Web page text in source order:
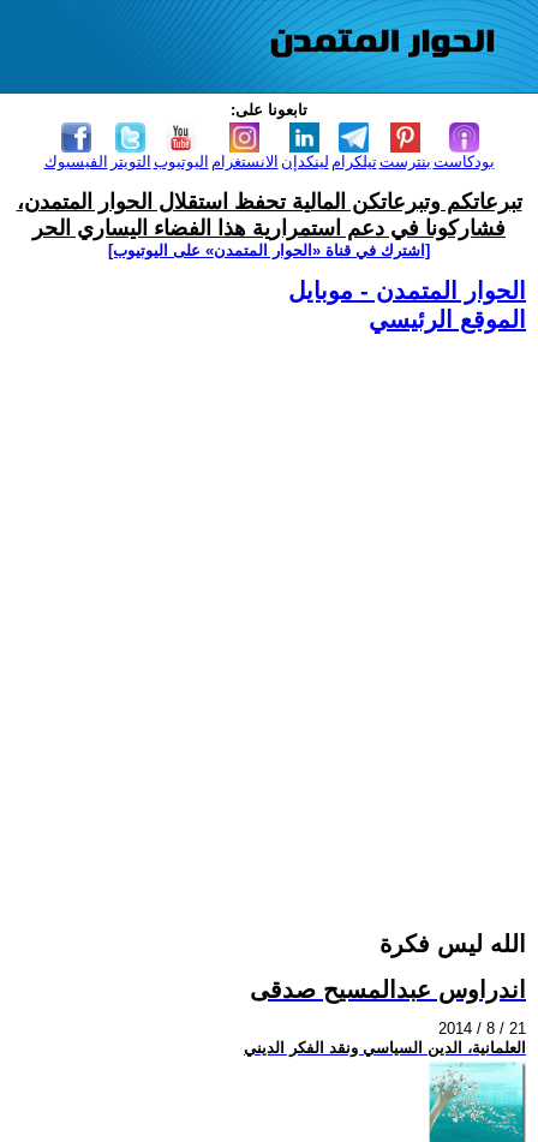
تابعونا على:
الفيسبوك التويتر اليوتيوب الانستغرام لينكدإن تيلكرامبنترست بودكاست
تبرعاتكم وتبرعاتكن المالية تحفظ استقلال الحوار المتمدن،
فشاركونا في دعم استمرارية هذا الفضاء اليساري الحر
[اشترك في قناة ‫«الحوار المتمدن» على اليوتيوب]
الحوار المتمدن - موبايل
الموقع الرئيسي
الله ليس فكرة
اندراوس عبدالمسيح صدقى
2014 / 8 / 21
العلمانية، الدين السياسي ونقد الفكر الديني